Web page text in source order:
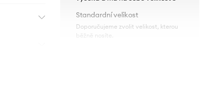
Standardní velikost
Doporučujeme zvolit velikost, kterou
běžně nosíte.